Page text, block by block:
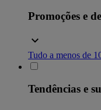
Promoções e
Tudo a menos de
Tendências e